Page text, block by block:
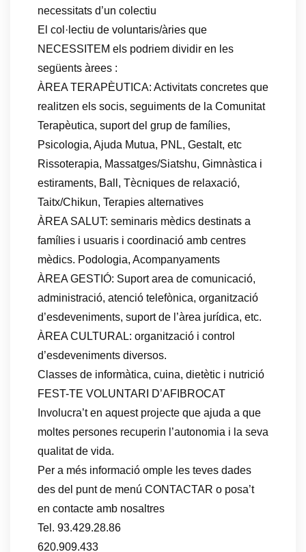
necessitats d’un colectiu
El col·lectiu de voluntaris/àries que
NECESSITEM els podriem dividir en les
següents àrees :
ÀREA TERAPÈUTICA: Activitats concretes que
realitzen els socis, seguiments de la Comunitat
Terapèutica, suport del grup de famílies,
Psicologia, Ajuda Mutua, PNL, Gestalt, etc
Rissoterapia, Massatges/Siatshu, Gimnàstica i
estiraments, Ball, Tècniques de relaxació,
Taitx/Chikun, Terapies alternatives
ÀREA SALUT: seminaris mèdics destinats a
famílies i usuaris i coordinació amb centres
mèdics. Podologia, Acompanyaments
ÀREA GESTIÓ: Suport area de comunicació,
administració, atenció telefònica, organització
d’esdeveniments, suport de l’àrea jurídica, etc.
ÀREA CULTURAL: organització i control
d’esdeveniments diversos.
Classes de informàtica, cuina, dietètic i nutrició
FEST-TE VOLUNTARI D’AFIBROCAT
Involucra’t en aquest projecte que ajuda a que
moltes persones recuperin l’autonomia i la seva
qualitat de vida.
Per a més informació omple les teves dades
des del punt de menú CONTACTAR o posa’t
en contacte amb nosaltres
Tel. 93.429.28.86
620.909.433